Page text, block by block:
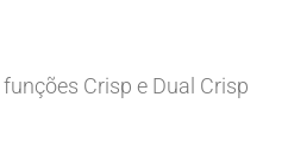
Crisp e Dual Crisp